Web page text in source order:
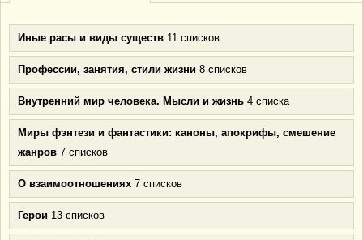
Иные расы и виды существ 11 списков
Профессии, занятия, стили жизни 8 списков
Внутренний мир человека. Мысли и жизнь 4 списка
Миры фэнтези и фантастики: каноны, апокрифы, смешение
жанров 7 списков
О взаимоотношениях 7 списков
Герои 13 списков